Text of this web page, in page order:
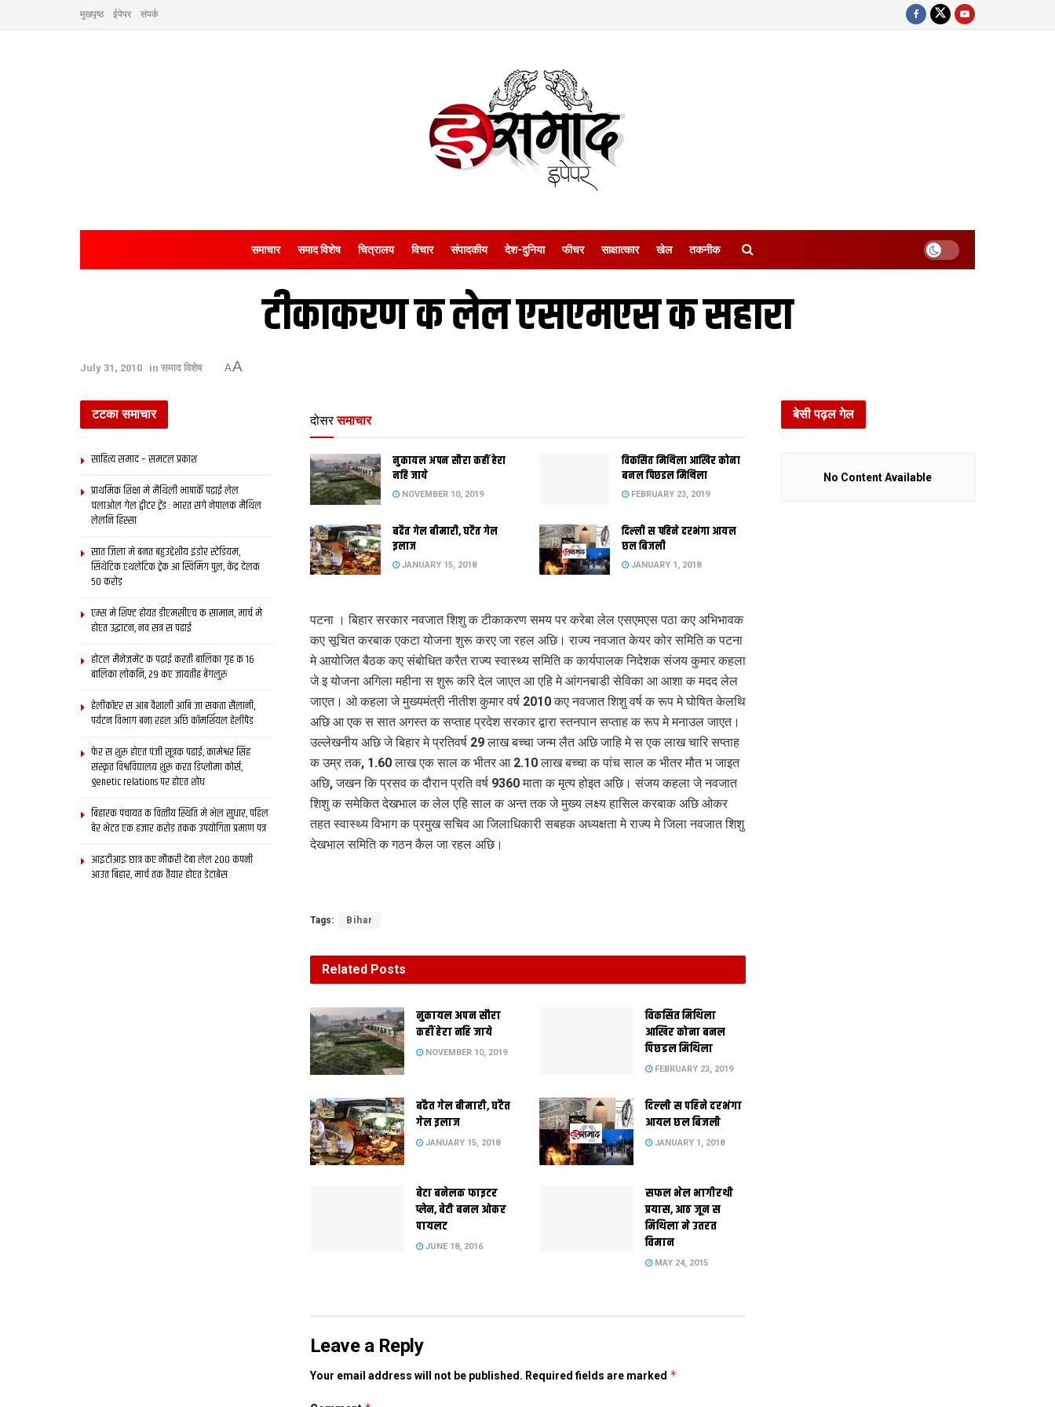
मुखपृष्ठ ईपेपर संपर्क
समाचार समाद विशेष चित्रालय विचार संपादकीय देश-दुनिया फीचर साक्षात्‍कार खेल तकनीक
टीकाकरण क लेल एसएमएस क सहारा
July 31, 2010 in समाद विशेष AA
दोसर समाचार
नुकायल अपन सौरा कहीं हेरा
नहि जाये
NOVEMBER 10, 2019
विकसित मिथिला आखिर कोना
बनल पिछडल मिथिला
FEBRUARY 23, 2019
बढैत गेल बीमारी, घटैत गेल
इलाज
JANUARY 15, 2018
दिल्‍ली स पहिने दरभंगा आयल
छल बिजली
JANUARY 1, 2018
पटना । बिहार सरकार नवजात शिशु क टीकाकरण समय पर करेबा लेल एसएमएस पठा कए अभिभावक
कए सूचित करबाक एकटा योजना शुरू करए जा रहल अछि। राज्य नवजात केयर कोर समिति क पटना
मे आयोजित बैठक कए संबोधित करैत राज्य स्वास्थ्य समिति क कार्यपालक निदेशक संजय कुमार कहला
जे इ योजना अगिला महीना स शुरू करि देल जाएत आ एहि मे आंगनबाडी सेविका आ आशा क मदद लेल
जाएत। ओ कहला जे मुख्यमंत्री नीतीश कुमार वर्ष 2010 कए नवजात शिशु वर्ष क रूप मे घोषित केलथि
अछि आ एक स सात अगस्त क सप्ताह प्रदेश सरकार द्वारा स्तनपान सप्ताह क रूप मे मनाउल जाएत।
उल्लेखनीय अछि जे बिहार मे प्रतिवर्ष 29 लाख बच्चा जन्म लैत अछि जाहि मे स एक लाख चारि सप्ताह
क उम्र तक, 1.60 लाख एक साल क भीतर आ 2.10 लाख बच्चा क पांच साल क भीतर मौत भ जाइत
अछि, जखन कि प्रसव क दौरान प्रति वर्ष 9360 माता क मृत्य होइत अछि। संजय कहला जे नवजात
शिशु क समेकित देखभाल क लेल एहि साल क अन्त तक जे मुख्य लक्ष्य हासिल करबाक अछि ओकर
तहत स्वास्थ्य विभाग क प्रमुख सचिव आ जिलाधिकारी सबहक अध्यक्षता मे राज्य मे जिला नवजात शिशु
देखभाल समिति क गठन कैल जा रहल अछि।
Tags: Bihar
Related Posts
नुकायल अपन सौरा
कहीं हेरा नहि जाये
NOVEMBER 10, 2019
विकसित मिथिला
आखिर कोना बनल
पिछडल मिथिला
FEBRUARY 23, 2019
बढैत गेल बीमारी, घटैत
गेल इलाज
JANUARY 15, 2018
दिल्‍ली स पहिने दरभंगा
आयल छल बिजली
JANUARY 1, 2018
बेटा बनेलक फाइटर
प्लेन, बेटी बनल ओकर
पायलट
JUNE 18, 2016
सफल भेल भागीरथी
प्रयास, आठ जून स
मिथिला मे उतरत
विमान
MAY 24, 2015
Leave a Reply
Your email address will not be published. Required fields are marked *
टटका समाचार
साहित्य समाद – समटल प्रकाश
प्राथमिक शि‍क्षा मे मैथि‍ली भाषाकेँ पढ़ाई लेल
चलाओल गेल ट्वीटर ट्रेंड : भारत संगे नेपालक मैथिल
लेलनि हिस्सा
सात जिला मे बनत बहुउद्देशीय इंडोर स्‍टेडि‍यम,
सिंथेटिक एथलेटिक ट्रेक आ स्विमिंग पुल, केंद्र देलक
50 करोड़
एम्स मे शिफ्ट होयत डीएमसीएच क सामान, मार्च मे
होएत उद्घाटन, नव सत्र स पढाई
होटल मैनेजमेंट क पढ़ाई करती बालिका गृह क 16
बालिका लोकनि, 29 कए जायतीह बेंगलुरु
हेलीकॉप्टर स आब वैशाली आबि जा सकता सैलानी,
पर्यटन विभाग बना रहल अछि कॉमर्शियल हेलीपैड
फेर स शुरू होएत पंजी सूत्रक पढाई, कामेश्वर सिंह
संस्कृत विश्वविद्यालय शुरू करत डिप्लोमा कोर्स,
genetic relations पर होएत शोध
बिहारक पंचायत क वित्‍तीय स्थिति मे भेल सुधार, पहिल
बेर भेटत एक हजार करोड़ तकक उपयोगिता प्रमाण पत्र
आइटीआइ छात्र कए नौकरी देबा लेल 200 कंपनी
आउत बिहार, मार्च तक तैयार होएत डेटाबेस
बेसी पढ़ल गेल
No Content Available